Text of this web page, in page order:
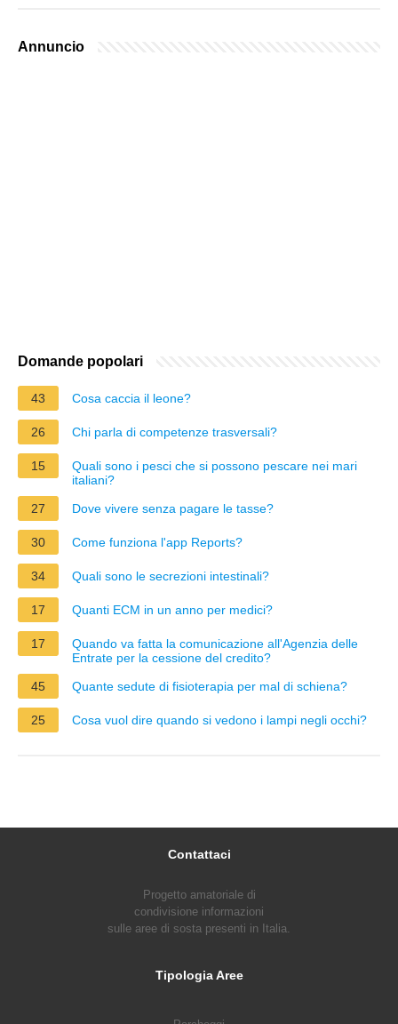
Annuncio
Domande popolari
43 Cosa caccia il leone?
26 Chi parla di competenze trasversali?
15
Quali sono i pesci che si possono pescare nei mari
italiani?
27
Dove vivere senza pagare le tasse?
30 Come funziona l'app Reports?
34 Quali sono le secrezioni intestinali?
17 Quanti ECM in un anno per medici?
17
Quando va fatta la comunicazione all'Agenzia delle
Entrate per la cessione del credito?
45
Quante sedute di fisioterapia per mal di schiena?
25 Cosa vuol dire quando si vedono i lampi negli occhi?
Contattaci
Progetto amatoriale di
condivisione informazioni
sulle aree di sosta presenti in Italia.
Tipologia Aree